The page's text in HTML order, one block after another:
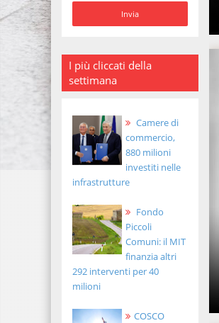
I più cliccati della
settimana
Camere di
commercio,
880 milioni
investiti nelle
infrastrutture
Fondo
Piccoli
Comuni: il MIT
finanzia altri
292 interventi per 40
milioni
COSCO